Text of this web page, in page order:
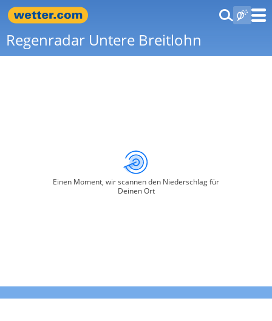
Regenradar Untere Breitlohn
Einen Moment, wir scannen den Niederschlag für
Deinen Ort